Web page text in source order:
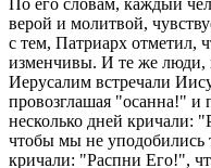
По его словам, каждый
верой и молитвой,
с тем, Патриарх отметил,
изменчивы. И те же люди,
Иерусалим встречали
провозглашая "осанна!" и
несколько дней кричали:
чтобы мы не уподобились
кричали: "Распни Его!",